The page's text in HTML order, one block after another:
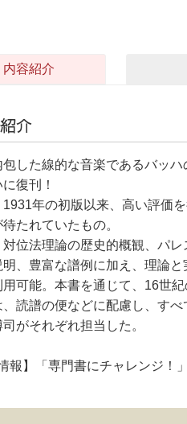
内容紹介
介
した線的な音楽であるバッ
復刊！
1931年の初版以来、高い評価
待たれていたもの。
位法理論の歴史的概観、パ
明、豊富な譜例に加え、理論
用可能。本書を通じて、16世
、読譜の便などに配慮し、す
がそれぞれ担当した。
報】「専門書にチャレンジ！